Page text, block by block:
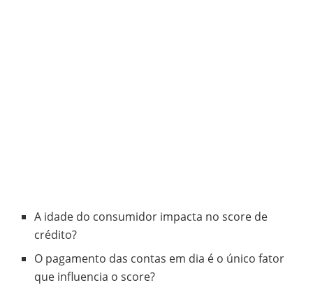
A idade do consumidor impacta no score de
crédito?
O pagamento das contas em dia é o único fator
que influencia o score?